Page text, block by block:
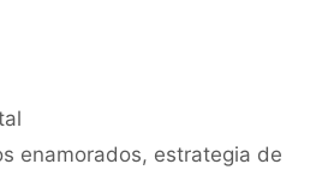
enamorados, estrategia de